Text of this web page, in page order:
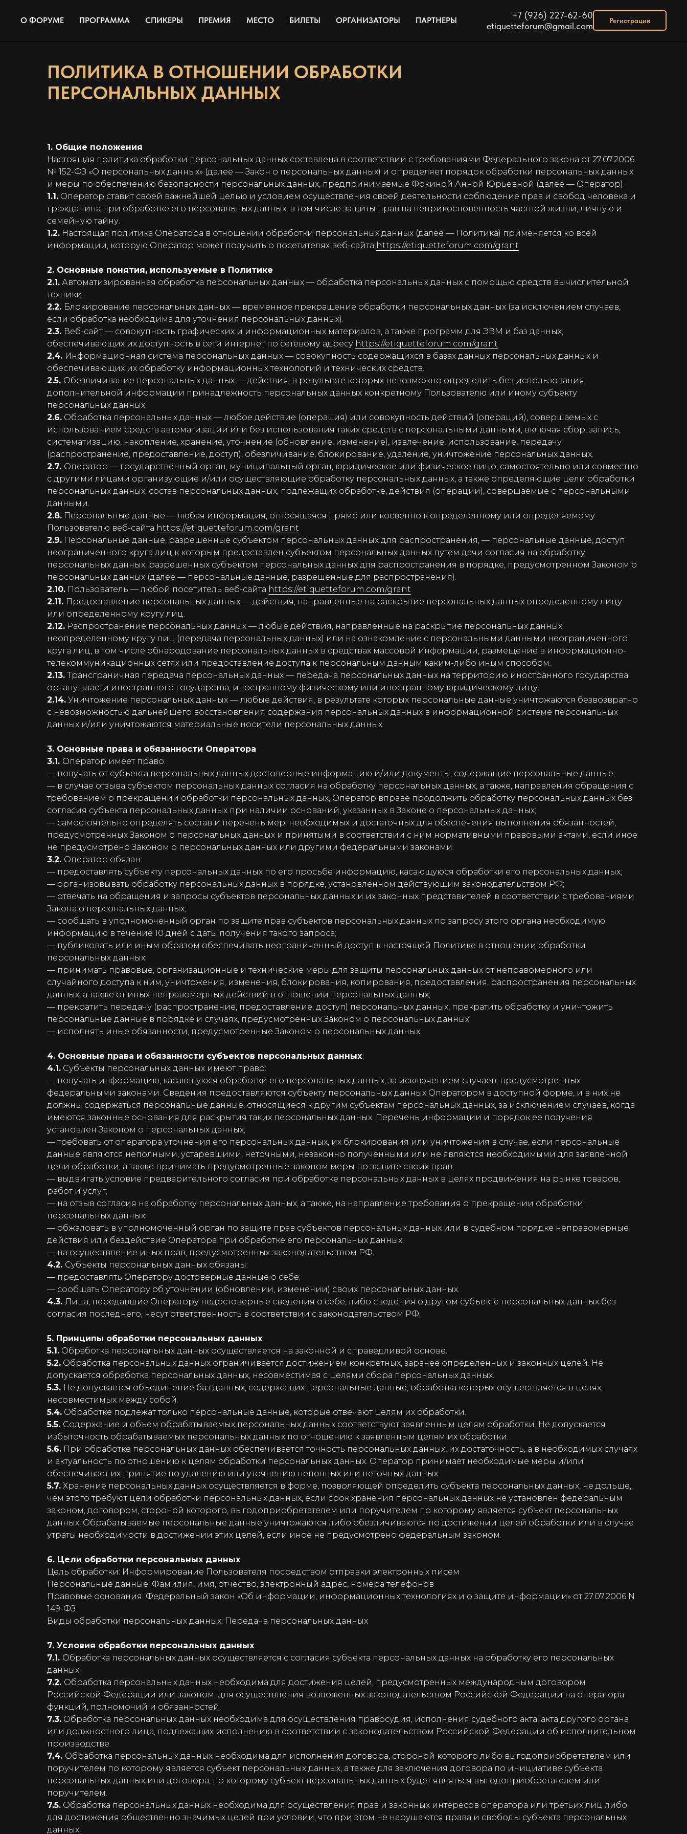
О ФОРУМЕ ПРОГРАММА СПИКЕРЫ ПРЕМИЯ МЕСТО БИЛЕТЫ ОРГАНИЗАТОРЫ ПАРТНЕРЫ
+7 (926) 227-62-60
etiquetteforum@gmail.com
Регистрация
ПОЛИТИКА В ОТНОШЕНИИ ОБРАБОТКИ
ПЕРСОНАЛЬНЫХ ДАННЫХ
1. Общие положения
Настоящая политика обработки персональных данных составлена в соответствии с требованиями Федерального закона от 27.07.2006.
№ 152-ФЗ «О персональных данных» (далее — Закон о персональных данных) и определяет порядок обработки персональных данных
и меры по обеспечению безопасности персональных данных, предпринимаемые Фокиной Анной Юрьевной (далее — Оператор).
1.1. Оператор ставит своей важнейшей целью и условием осуществления своей деятельности соблюдение прав и свобод человека и
гражданина при обработке его персональных данных, в том числе защиты прав на неприкосновенность частной жизни, личную и
семейную тайну.
1.2. Настоящая политика Оператора в отношении обработки персональных данных (далее — Политика) применяется ко всей
информации, которую Оператор может получить о посетителях веб-сайта https://etiquetteforum.com/grant
2. Основные понятия, используемые в Политике
2.1. Автоматизированная обработка персональных данных — обработка персональных данных с помощью средств вычислительной
техники.
2.2. Блокирование персональных данных — временное прекращение обработки персональных данных (за исключением случаев,
если обработка необходима для уточнения персональных данных).
2.3. Веб-сайт — совокупность графических и информационных материалов, а также программ для ЭВМ и баз данных,
обеспечивающих их доступность в сети интернет по сетевому адресу https://etiquetteforum.com/grant
2.4. Информационная система персональных данных — совокупность содержащихся в базах данных персональных данных и
обеспечивающих их обработку информационных технологий и технических средств.
2.5. Обезличивание персональных данных — действия, в результате которых невозможно определить без использования
дополнительной информации принадлежность персональных данных конкретному Пользователю или иному субъекту
персональных данных.
2.6. Обработка персональных данных — любое действие (операция) или совокупность действий (операций), совершаемых с
использованием средств автоматизации или без использования таких средств с персональными данными, включая сбор, запись,
систематизацию, накопление, хранение, уточнение (обновление, изменение), извлечение, использование, передачу
(распространение, предоставление, доступ), обезличивание, блокирование, удаление, уничтожение персональных данных.
2.7. Оператор — государственный орган, муниципальный орган, юридическое или физическое лицо, самостоятельно или совместно
с другими лицами организующие и/или осуществляющие обработку персональных данных, а также определяющие цели обработки
персональных данных, состав персональных данных, подлежащих обработке, действия (операции), совершаемые с персональными
данными.
2.8. Персональные данные — любая информация, относящаяся прямо или косвенно к определенному или определяемому
Пользователю веб-сайта https://etiquetteforum.com/grant
2.9. Персональные данные, разрешенные субъектом персональных данных для распространения, — персональные данные, доступ
неограниченного круга лиц к которым предоставлен субъектом персональных данных путем дачи согласия на обработку
персональных данных, разрешенных субъектом персональных данных для распространения в порядке, предусмотренном Законом о
персональных данных (далее — персональные данные, разрешенные для распространения).
2.10. Пользователь — любой посетитель веб-сайта https://etiquetteforum.com/grant
2.11. Предоставление персональных данных — действия, направленные на раскрытие персональных данных определенному лицу
или определенному кругу лиц.
2.12. Распространение персональных данных — любые действия, направленные на раскрытие персональных данных
неопределенному кругу лиц (передача персональных данных) или на ознакомление с персональными данными неограниченного
круга лиц, в том числе обнародование персональных данных в средствах массовой информации, размещение в информационно-
телекоммуникационных сетях или предоставление доступа к персональным данным каким-либо иным способом.
2.13. Трансграничная передача персональных данных — передача персональных данных на территорию иностранного государства
органу власти иностранного государства, иностранному физическому или иностранному юридическому лицу.
2.14. Уничтожение персональных данных — любые действия, в результате которых персональные данные уничтожаются безвозвратно
с невозможностью дальнейшего восстановления содержания персональных данных в информационной системе персональных
данных и/или уничтожаются материальные носители персональных данных.
3. Основные права и обязанности Оператора
3.1. Оператор имеет право:
— получать от субъекта персональных данных достоверные информацию и/или документы, содержащие персональные данные;
— в случае отзыва субъектом персональных данных согласия на обработку персональных данных, а также, направления обращения с
требованием о прекращении обработки персональных данных, Оператор вправе продолжить обработку персональных данных без
согласия субъекта персональных данных при наличии оснований, указанных в Законе о персональных данных;
— самостоятельно определять состав и перечень мер, необходимых и достаточных для обеспечения выполнения обязанностей,
предусмотренных Законом о персональных данных и принятыми в соответствии с ним нормативными правовыми актами, если иное
не предусмотрено Законом о персональных данных или другими федеральными законами.
3.2. Оператор обязан:
— предоставлять субъекту персональных данных по его просьбе информацию, касающуюся обработки его персональных данных;
— организовывать обработку персональных данных в порядке, установленном действующим законодательством РФ;
— отвечать на обращения и запросы субъектов персональных данных и их законных представителей в соответствии с требованиями
Закона о персональных данных;
— сообщать в уполномоченный орган по защите прав субъектов персональных данных по запросу этого органа необходимую
информацию в течение 10 дней с даты получения такого запроса;
— публиковать или иным образом обеспечивать неограниченный доступ к настоящей Политике в отношении обработки
персональных данных;
— принимать правовые, организационные и технические меры для защиты персональных данных от неправомерного или
случайного доступа к ним, уничтожения, изменения, блокирования, копирования, предоставления, распространения персональных
данных, а также от иных неправомерных действий в отношении персональных данных;
— прекратить передачу (распространение, предоставление, доступ) персональных данных, прекратить обработку и уничтожить
персональные данные в порядке и случаях, предусмотренных Законом о персональных данных;
— исполнять иные обязанности, предусмотренные Законом о персональных данных.
4. Основные права и обязанности субъектов персональных данных
4.1. Субъекты персональных данных имеют право:
— получать информацию, касающуюся обработки его персональных данных, за исключением случаев, предусмотренных
федеральными законами. Сведения предоставляются субъекту персональных данных Оператором в доступной форме, и в них не
должны содержаться персональные данные, относящиеся к другим субъектам персональных данных, за исключением случаев, когда
имеются законные основания для раскрытия таких персональных данных. Перечень информации и порядок ее получения
установлен Законом о персональных данных;
— требовать от оператора уточнения его персональных данных, их блокирования или уничтожения в случае, если персональные
данные являются неполными, устаревшими, неточными, незаконно полученными или не являются необходимыми для заявленной
цели обработки, а также принимать предусмотренные законом меры по защите своих прав;
— выдвигать условие предварительного согласия при обработке персональных данных в целях продвижения на рынке товаров,
работ и услуг;
— на отзыв согласия на обработку персональных данных, а также, на направление требования о прекращении обработки
персональных данных;
— обжаловать в уполномоченный орган по защите прав субъектов персональных данных или в судебном порядке неправомерные
действия или бездействие Оператора при обработке его персональных данных;
— на осуществление иных прав, предусмотренных законодательством РФ.
4.2. Субъекты персональных данных обязаны:
— предоставлять Оператору достоверные данные о себе;
— сообщать Оператору об уточнении (обновлении, изменении) своих персональных данных.
4.3. Лица, передавшие Оператору недостоверные сведения о себе, либо сведения о другом субъекте персональных данных без
согласия последнего, несут ответственность в соответствии с законодательством РФ.
5. Принципы обработки персональных данных
5.1. Обработка персональных данных осуществляется на законной и справедливой основе.
5.2. Обработка персональных данных ограничивается достижением конкретных, заранее определенных и законных целей. Не
допускается обработка персональных данных, несовместимая с целями сбора персональных данных.
5.3. Не допускается объединение баз данных, содержащих персональные данные, обработка которых осуществляется в целях,
несовместимых между собой.
5.4. Обработке подлежат только персональные данные, которые отвечают целям их обработки.
5.5. Содержание и объем обрабатываемых персональных данных соответствуют заявленным целям обработки. Не допускается
избыточность обрабатываемых персональных данных по отношению к заявленным целям их обработки.
5.6. При обработке персональных данных обеспечивается точность персональных данных, их достаточность, а в необходимых случаях
и актуальность по отношению к целям обработки персональных данных. Оператор принимает необходимые меры и/или
обеспечивает их принятие по удалению или уточнению неполных или неточных данных.
5.7. Хранение персональных данных осуществляется в форме, позволяющей определить субъекта персональных данных, не дольше,
чем этого требуют цели обработки персональных данных, если срок хранения персональных данных не установлен федеральным
законом, договором, стороной которого, выгодоприобретателем или поручителем по которому является субъект персональных
данных. Обрабатываемые персональные данные уничтожаются либо обезличиваются по достижении целей обработки или в случае
утраты необходимости в достижении этих целей, если иное не предусмотрено федеральным законом.
6. Цели обработки персональных данных
Цель обработки: Информирование Пользователя посредством отправки электронных писем
Персональные данные: Фамилия, имя, отчество, электронный адрес, номера телефонов
Правовые основания: Федеральный закон «Об информации, информационных технологиях и о защите информации» от 27.07.2006 N
149-ФЗ
Виды обработки персональных данных: Передача персональных данных
7. Условия обработки персональных данных
7.1. Обработка персональных данных осуществляется с согласия субъекта персональных данных на обработку его персональных
данных.
7.2. Обработка персональных данных необходима для достижения целей, предусмотренных международным договором
Российской Федерации или законом, для осуществления возложенных законодательством Российской Федерации на оператора
функций, полномочий и обязанностей.
7.3. Обработка персональных данных необходима для осуществления правосудия, исполнения судебного акта, акта другого органа
или должностного лица, подлежащих исполнению в соответствии с законодательством Российской Федерации об исполнительном
производстве.
7.4. Обработка персональных данных необходима для исполнения договора, стороной которого либо выгодоприобретателем или
поручителем по которому является субъект персональных данных, а также для заключения договора по инициативе субъекта
персональных данных или договора, по которому субъект персональных данных будет являться выгодоприобретателем или
поручителем.
7.5. Обработка персональных данных необходима для осуществления прав и законных интересов оператора или третьих лиц либо
для достижения общественно значимых целей при условии, что при этом не нарушаются права и свободы субъекта персональных
данных.